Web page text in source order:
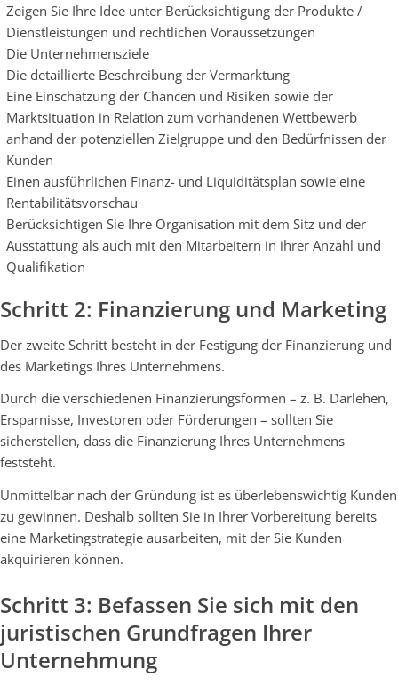
Zeigen Sie Ihre Idee unter Berücksichtigung der Produkte /
Dienstleistungen und rechtlichen Voraussetzungen
Die Unternehmensziele
Die detaillierte Beschreibung der Vermarktung
Eine Einschätzung der Chancen und Risiken sowie der
Marktsituation in Relation zum vorhandenen Wettbewerb
anhand der potenziellen Zielgruppe und den Bedürfnissen der
Kunden
Einen ausführlichen Finanz- und Liquiditätsplan sowie eine
Rentabilitätsvorschau
Berücksichtigen Sie Ihre Organisation mit dem Sitz und der
Ausstattung als auch mit den Mitarbeitern in ihrer Anzahl und
Qualifikation
Schritt 2: Finanzierung und Marketing
Der zweite Schritt besteht in der Festigung der Finanzierung und
des Marketings Ihres Unternehmens.
Durch die verschiedenen Finanzierungsformen – z. B. Darlehen,
Ersparnisse, Investoren oder Förderungen – sollten Sie
sicherstellen, dass die Finanzierung Ihres Unternehmens
feststeht.
Unmittelbar nach der Gründung ist es überlebenswichtig Kunden
zu gewinnen. Deshalb sollten Sie in Ihrer Vorbereitung bereits
eine Marketingstrategie ausarbeiten, mit der Sie Kunden
akquirieren können.
Schritt 3: Befassen Sie sich mit den
juristischen Grundfragen Ihrer
Unternehmung